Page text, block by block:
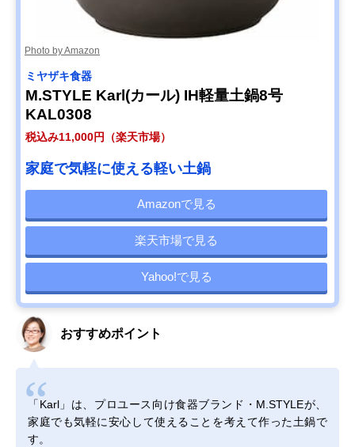
Photo by Amazon
ミヤザキ食器
M.STYLE Karl(カール) IH軽量土鍋8号
KAL0308
税込み11,000円（楽天市場）
家庭で気軽に使える軽い土鍋
Amazonで見る
楽天市場で見る
Yahoo!で見る
おすすめポイント
「Karl」は、プロユース向け食器ブランド・M.STYLEが、
家庭でも気軽に安心して使えることを考えて作った土鍋で
す。